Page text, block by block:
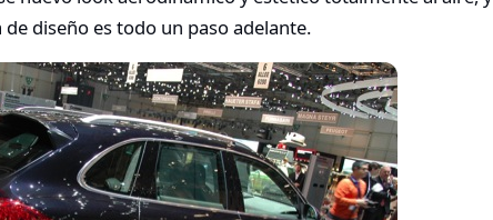
diseño es todo un paso adelante.